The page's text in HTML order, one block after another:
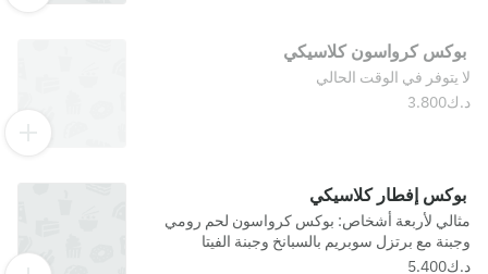
بوكس كرواسون كلاسيكي
لا يتوفر في الوقت الحالي
بوكس إفطار كلاسيكي
مثالي لأربعة أشخاص: بوكس كرواسون لحم رومي
وجبنة مع برتزل سوبريم بالسبانخ وجبنة الفيتا